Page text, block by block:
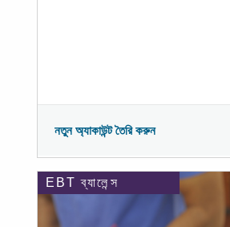
নতুন অ্যাকাউন্ট তৈরি করুন
EBT ব্যালেন্স